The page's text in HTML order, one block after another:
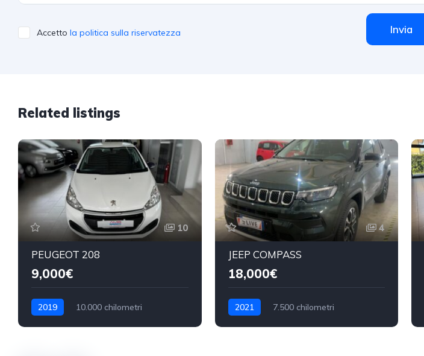
Accetto la politica sulla riservatezza Invia
Related listings
10
PEUGEOT 208
9,000€
2019
10.000 chilometri
4
JEEP COMPASS
18,000€
2021
7.500 chilometri